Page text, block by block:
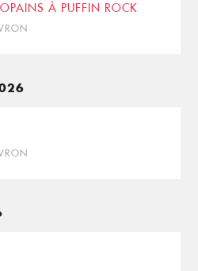
À PUFFIN ROCK